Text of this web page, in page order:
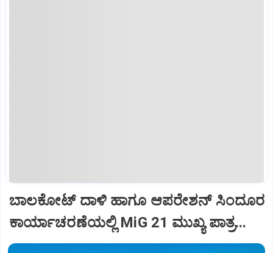
ಬಾಲಕೋಟ್‌ ದಾಳಿ ಹಾಗೂ ಆಪರೇಶನ್‌ ಸಿಂದೂರ
ಕಾರ್ಯಾಚರಣೆಯಲ್ಲಿ MiG 21 ಮುಖ್ಯ ಪಾತ್ರ...